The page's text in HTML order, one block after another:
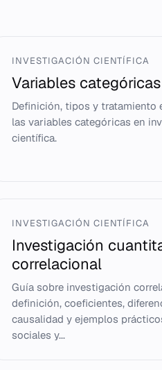
INVESTIGACIÓN CIENTÍFICA
Variables categóricas
Definición, tipos y tratamiento
las variables categóricas en
científica.
INVESTIGACIÓN CIENTÍFICA
Investigación
correlacional
Guía sobre investigación
definición, coeficientes,
causalidad y ejemplos
sociales y...